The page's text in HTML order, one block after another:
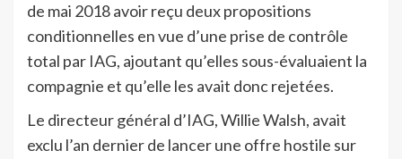
de mai 2018 avoir reçu deux propositions
conditionnelles en vue d’une prise de contrôle
total par IAG, ajoutant qu’elles sous-évaluaient la
compagnie et qu’elle les avait donc rejetées.
Le directeur général d’IAG, Willie Walsh, avait
exclu l’an dernier de lancer une offre hostile sur